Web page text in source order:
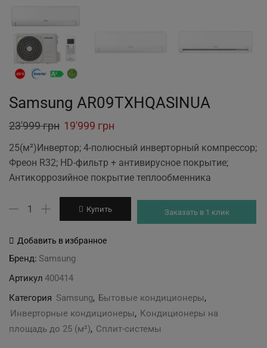
Samsung AR09TXHQASINUA
23'999грн Original
was:
23'999 грн.
19'999 грн
price
is:
19'999 грн.
25(м²)Инвертор; 4-полюсный инверторный компрессор;
Фреон R32; HD-фильтр + антивирусное покрытие;
Антикоррозийное покрытие теплообменника
Количество
Samsung
Купить Заказать в 1 клик
Добавить в избранное
Бренд: Samsung
Артикул 400414
Категория Samsung, Бытовые кондиционеры,
Инверторные кондиционеры, Кондиционеры на
площадь до 25 (м²), Сплит-системы